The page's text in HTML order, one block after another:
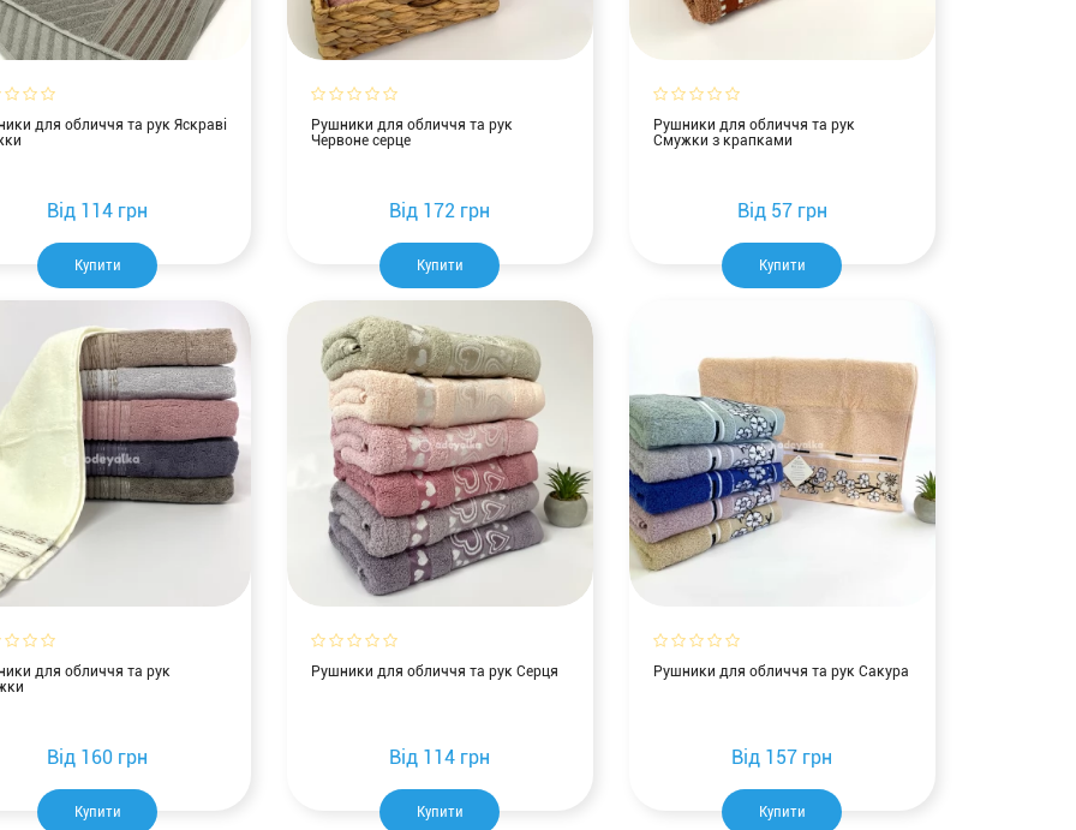
для обличчя та рук Яскраві
Купити
Від 114 грн
Рушники для обличчя та рук
Червоне серце
Купити
Від 172 грн
Рушники для обличчя та рук
Смужки з крапками
Купити
Від57 грн
для обличчя та рук
Купити
Від 160 грн
Рушники для обличчя та рук Серця
Купити
Від 114 грн
Рушники для обличчя та рук Сакура
Купити
Від 157 грн